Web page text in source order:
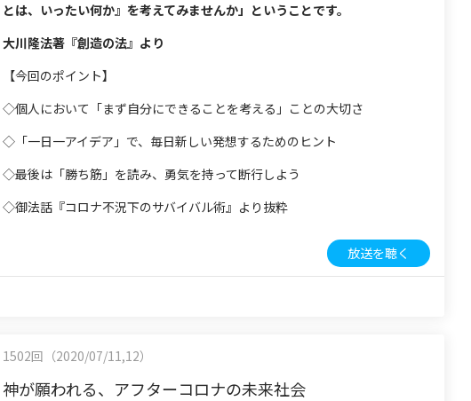
とは、いったい何か』を考えてみませんか」ということです。
大川隆法著『創造の法』より
【今回のポイント】
◇個人において「まず自分にできることを考える」ことの大切さ
◇「一日一アイデア」で、毎日新しい発想するためのヒント
◇最後は「勝ち筋」を読み、勇気を持って断行しよう
◇御法話『コロナ不況下のサバイバル術』より抜粋
放送を聴く
1502回（2020/07/11,12）
神が願われる、アフターコロナの未来社会